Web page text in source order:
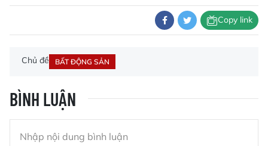
Copy link
Chủ đề BẤT ĐỘNG SẢN
BÌNH LUẬN